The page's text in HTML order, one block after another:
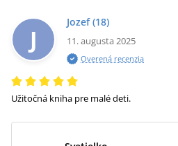
J
Jozef (18)
11. augusta 2025
Overená recenzia
Užitočná kniha pre malé deti.